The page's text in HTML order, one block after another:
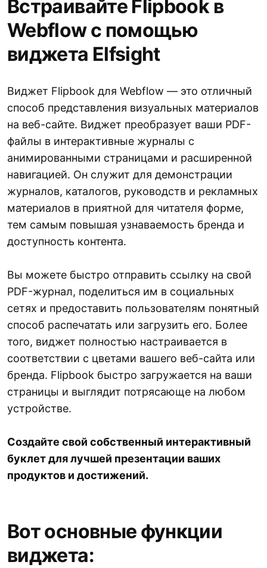
Встраивайте Flipbook в
Webflow с помощью
виджета Elfsight
Виджет Flipbook для Webflow — это отличный
способ представления визуальных материалов
на веб-сайте. Виджет преобразует ваши PDF-
файлы в интерактивные журналы с
анимированными страницами и расширенной
навигацией. Он служит для демонстрации
журналов, каталогов, руководств и рекламных
материалов в приятной для читателя форме,
тем самым повышая узнаваемость бренда и
доступность контента.
Вы можете быстро отправить ссылку на свой
PDF-журнал, поделиться им в социальных
сетях и предоставить пользователям понятный
способ распечатать или загрузить его. Более
того, виджет полностью настраивается в
соответствии с цветами вашего веб-сайта или
бренда. Flipbook быстро загружается на ваши
страницы и выглядит потрясающе на любом
устройстве.
Создайте свой собственный интерактивный
буклет для лучшей презентации ваших
продуктов и достижений.
Вот основные функции
виджета: